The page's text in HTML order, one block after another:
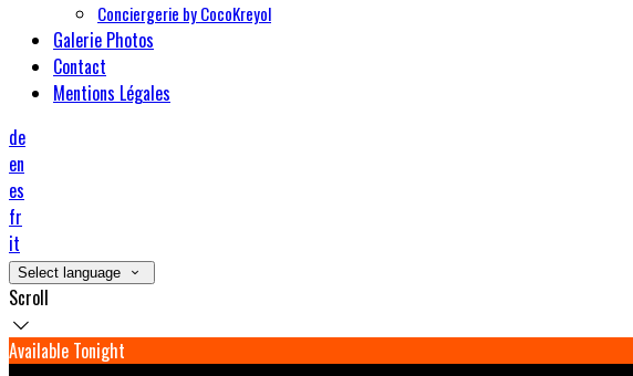
Conciergerie by CocoKreyol
Galerie Photos
Contact
Mentions Légales
de
en
es
fr
it
Select language
Scroll
Available Tonight